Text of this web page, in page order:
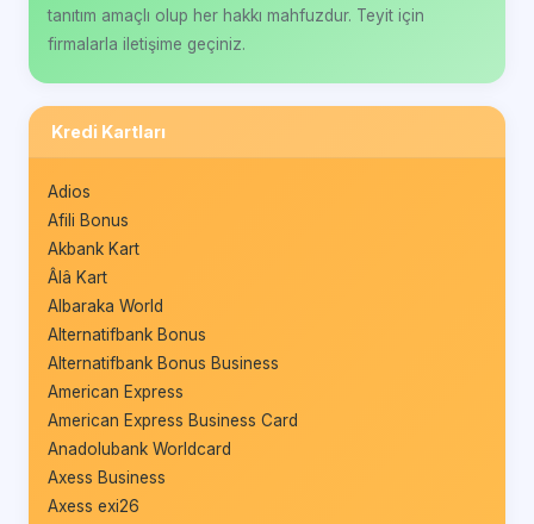
tanıtım amaçlı olup her hakkı mahfuzdur. Teyit için
firmalarla iletişime geçiniz.
Kredi Kartları
Adios
Afili Bonus
Akbank Kart
Âlâ Kart
Albaraka World
Alternatifbank Bonus
Alternatifbank Bonus Business
American Express
American Express Business Card
Anadolubank Worldcard
Axess Business
Axess exi26